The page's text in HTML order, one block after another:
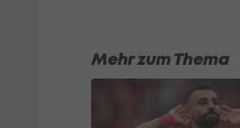
Mehr zum Thema